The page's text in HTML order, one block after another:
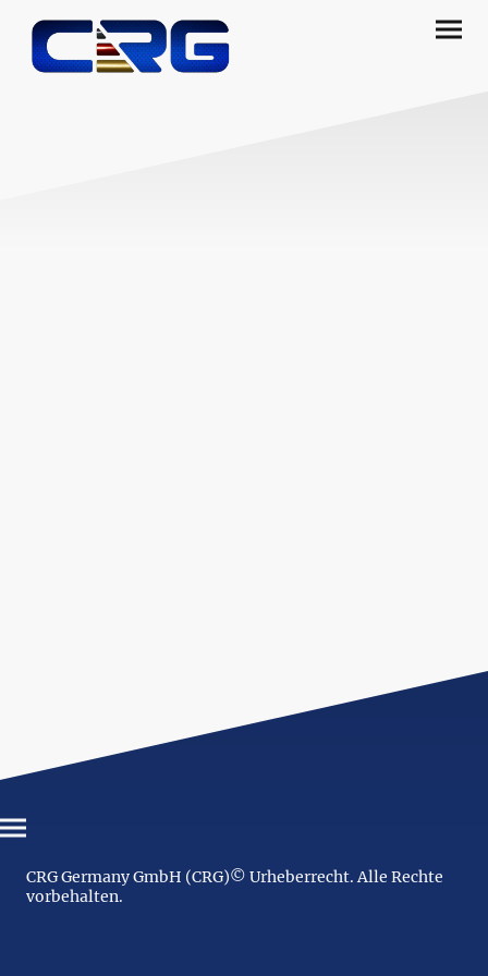
CRG Germany GmbH (CRG)© Urheberrecht. Alle Rechte
vorbehalten.